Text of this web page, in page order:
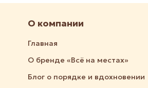
О компании
Главная
О бренде «Всё на местах»
Блог о порядке и вдохновении